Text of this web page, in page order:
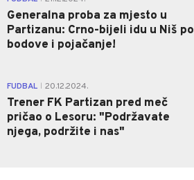
Generalna proba za mjesto u
Partizanu: Crno-bijeli idu u Niš po
bodove i pojačanje!
FUDBAL 20.12.2024.
Trener FK Partizan pred meč
pričao o Lesoru: "Podržavate
njega, podržite i nas"